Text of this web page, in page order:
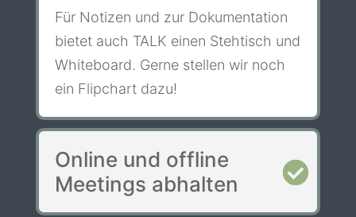
Für Notizen und zur Dokumentation
bietet auch TALK einen Stehtisch und
Whiteboard. Gerne stellen wir noch
ein Flipchart dazu!
Online und offline
Meetings abhalten